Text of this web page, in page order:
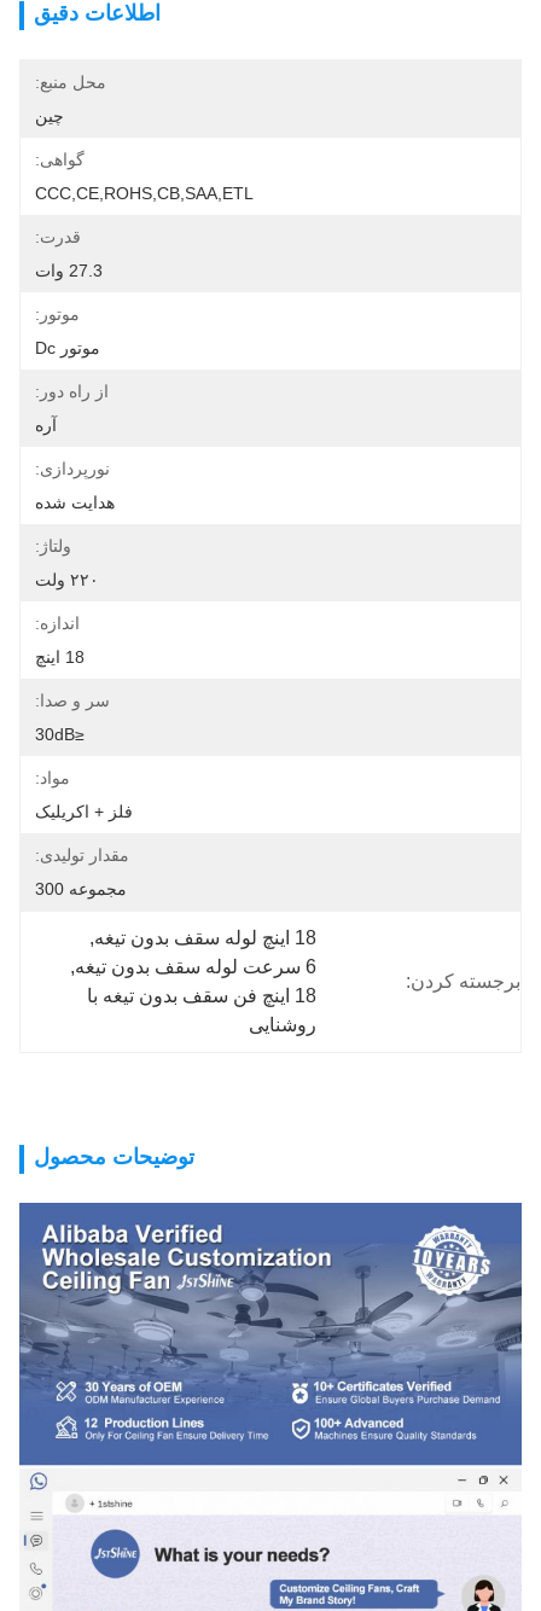
اطلاعات دقیق
محل منبع:
چین
گواهی:
CCC,CE,ROHS,CB,SAA,ETL
قدرت:
27.3 وات
موتور:
موتور Dc
از راه دور:
آره
نورپردازی:
هدایت شده
ولتاژ:
۲۲۰ ولت
اندازه:
18 اينچ
سر و صدا:
≤30dB
مواد:
فلز + اکریلیک
مقدار تولیدی:
مجموعه 300
برجسته کردن:
18 اینچ لوله سقف بدون تیغه
,
6 سرعت لوله سقف بدون تیغه
,
18 اینچ فن سقف بدون تیغه با
روشنایی
توضیحات محصول